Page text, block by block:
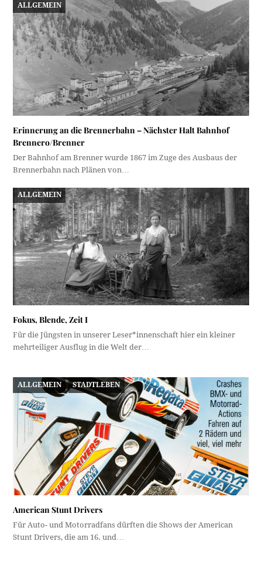
ALLGEMEIN
Erinnerung an die Brennerbahn – Nächster Halt Bahnhof
Brennero/Brenner
Der Bahnhof am Brenner wurde 1867 im Zuge des Ausbaus der
Brennerbahn nach Plänen von…
ALLGEMEIN
Fokus, Blende, Zeit I
Für die Jüngsten in unserer Leser*innenschaft hier ein kleiner
mehrteiliger Ausflug in die Welt der…
ALLGEMEIN STADTLEBEN
American Stunt Drivers
Für Auto- und Motorradfans dürften die Shows der American
Stunt Drivers, die am 16. und…